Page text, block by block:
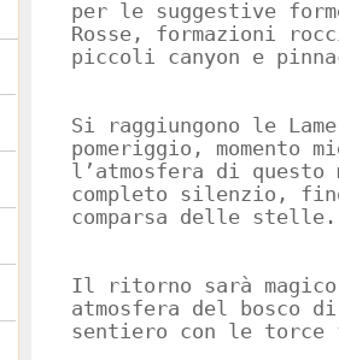
per le suggestive
Rosse, formazioni
piccoli canyon e
Si raggiungono le
pomeriggio, momento
l’atmosfera di questo
completo silenzio,
comparsa delle stelle.
Il ritorno sarà
atmosfera del bosco
sentiero con le